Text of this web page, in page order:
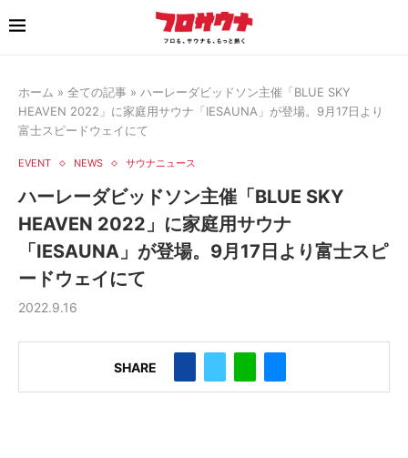
ホーム » 全ての記事 » ハーレーダビッドソン主催「BLUE SKY
HEAVEN 2022」に家庭用サウナ「IESAUNA」が登場。9月17日より
富士スピードウェイにて
EVENT NEWS サウナニュース
ハーレーダビッドソン主催「BLUE SKY
HEAVEN 2022」に家庭用サウナ
「IESAUNA」が登場。9月17日より富士スピ
ードウェイにて
2022.9.16
SHARE